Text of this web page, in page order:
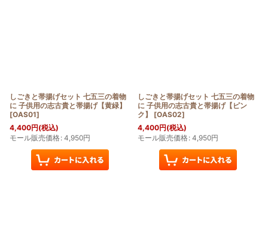
しごきと帯揚げセット 七五三の着物
に 子供用の志古貴と帯揚げ【黄緑】
[OAS01]
4,400円(税込)
モール販売価格: 4,950円
しごきと帯揚げセット 七五三の着物
に 子供用の志古貴と帯揚げ【ピン
ク】
[OAS02]
4,400円(税込)
モール販売価格: 4,950円